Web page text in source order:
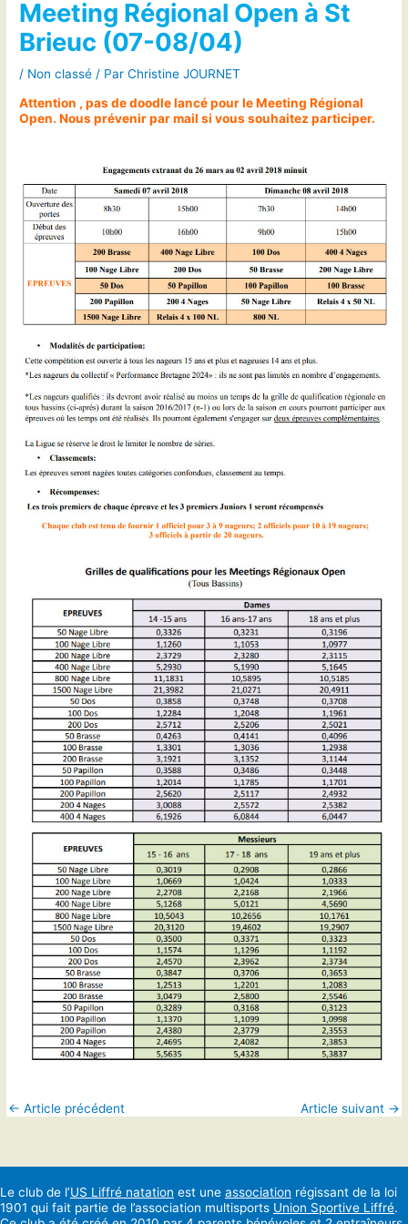
Meeting Régional Open à St
Brieuc (07-08/04)
/ Non classé / ParChristine JOURNET
Attention , pas de doodle lancé pour le Meeting Régional
Open. Nous prévenir par mail si vous souhaitez participer.
← Article précédent Article suivant →
Le club de l’US Liffré natation est une association régissant de la loi
1901 qui fait partie de l’association multisports Union Sportive Liffré.